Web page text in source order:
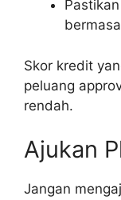
Skor kredit
peluang
rendah.
Ajukan
Jangan